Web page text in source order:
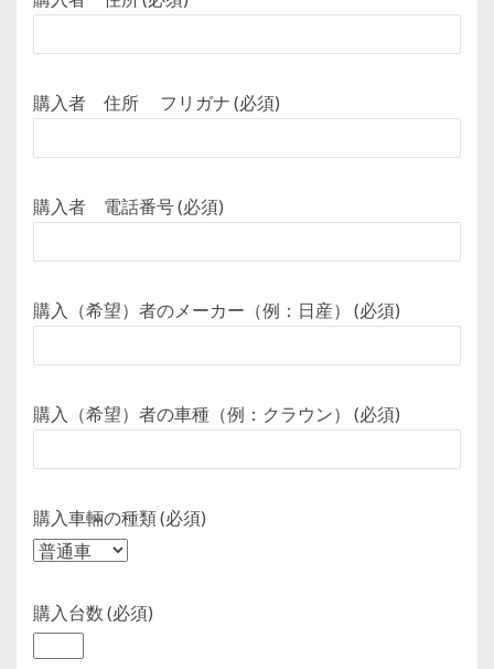
購入者 住所 フリガナ (必須)
購入者 電話番号 (必須)
購入（希望）者のメーカー（例：日産） (必須)
購入（希望）者の車種（例：クラウン） (必須)
購入車輛の種類 (必須)
購入台数 (必須)